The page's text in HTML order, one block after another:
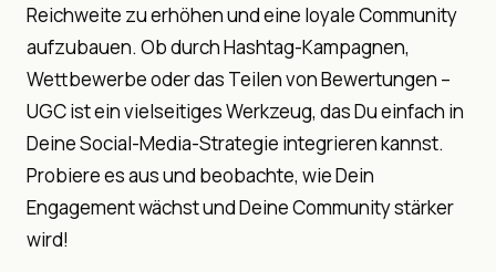
Reichweite zu erhöhen und eine loyale Community
aufzubauen. Ob durch Hashtag-Kampagnen,
Wettbewerbe oder das Teilen von Bewertungen –
UGC ist ein vielseitiges Werkzeug, das Du einfach in
Deine Social-Media-Strategie integrieren kannst.
Probiere es aus und beobachte, wie Dein
Engagement wächst und Deine Community stärker
wird!